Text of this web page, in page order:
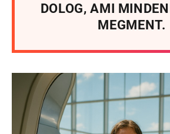
DOLOG, AMI
MEGMENT.